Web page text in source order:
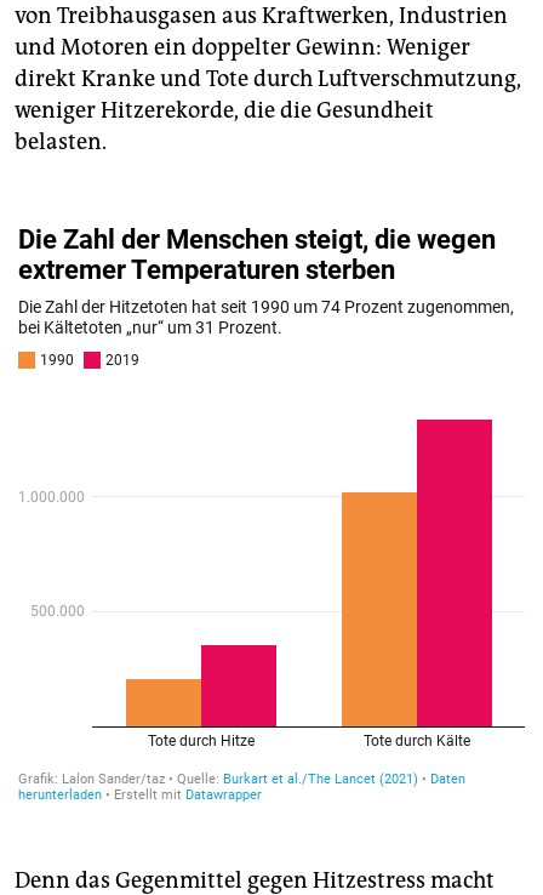
von Treibhausgasen aus Kraftwerken, Industrien
und Motoren ein doppelter Gewinn: Weniger
direkt Kranke und Tote durch Luftverschmutzung,
weniger Hitzerekorde, die die Gesundheit
belasten.
Denn das Gegenmittel gegen Hitzestress macht